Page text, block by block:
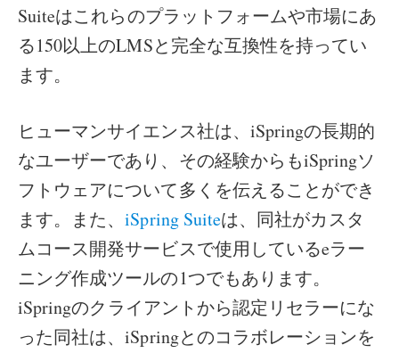
Suiteはこれらのプラットフォームや市場にあ
る150以上のLMSと完全な互換性を持ってい
ます。
ヒューマンサイエンス社は、iSpringの長期的
なユーザーであり、その経験からもiSpringソ
フトウェアについて多くを伝えることができ
ます。また、iSpring Suiteは、同社がカスタ
ムコース開発サービスで使用しているeラー
ニング作成ツールの1つでもあります。
iSpringのクライアントから認定リセラーにな
った同社は、iSpringとのコラボレーションを